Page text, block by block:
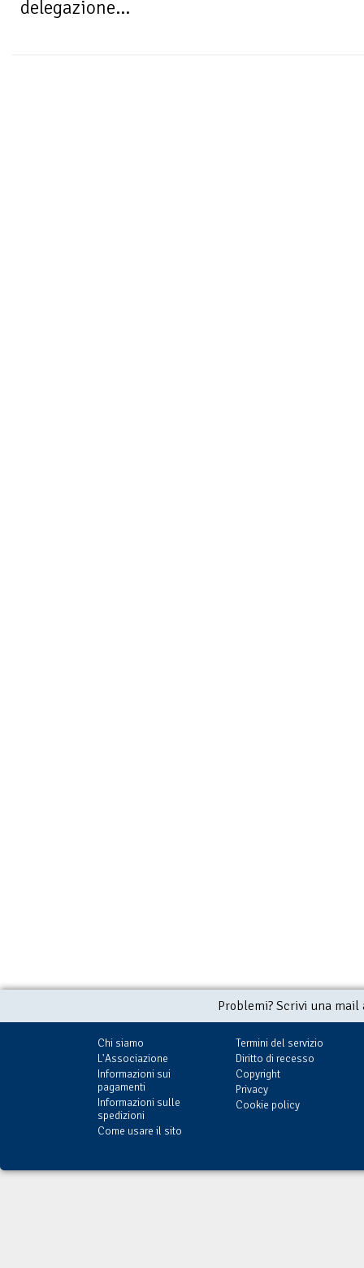
delegazione...
Problemi? Scrivi una
Chi siamo
L'Associazione
Informazioni sui
pagamenti
Informazioni sulle
spedizioni
Come usare il sito
Termini del servizio
Diritto di recesso
Copyright
Privacy
Cookie policy